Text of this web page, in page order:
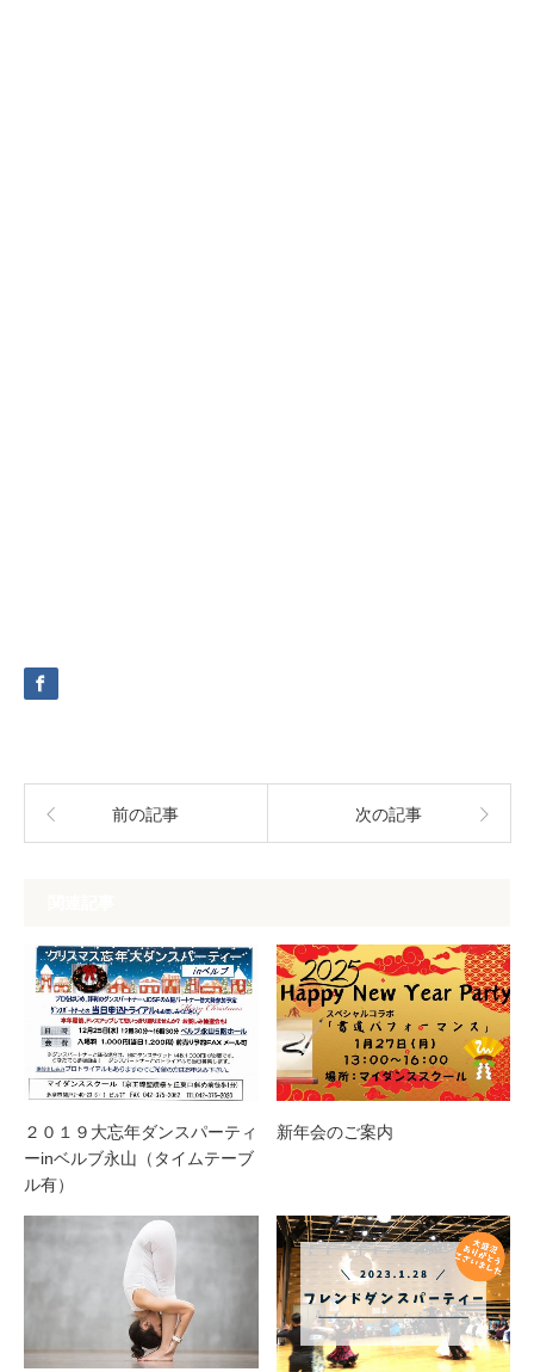
前の記事 次の記事
２０１９大忘年ダンスパーティ
ーinベルブ永山（タイムテーブ
ル有）
新年会のご案内